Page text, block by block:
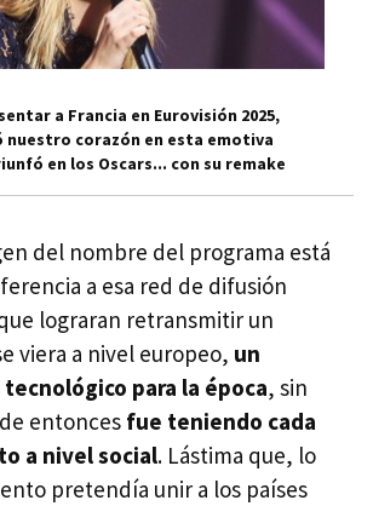
a Francia en Eurovisión 2025,
nuestro corazón en esta emotiva
en los Oscars... con su remake
del nombre del programa está
a esa red de difusión
lograran retransmitir un
viera a nivel europeo, un
para la época, sin
entonces fue teniendo cada
a nivel social. Lástima que, lo
pretendía unir a los países